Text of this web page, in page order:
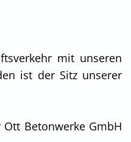
mit unseren
ist der Sitz unserer
Ott Betonwerke GmbH